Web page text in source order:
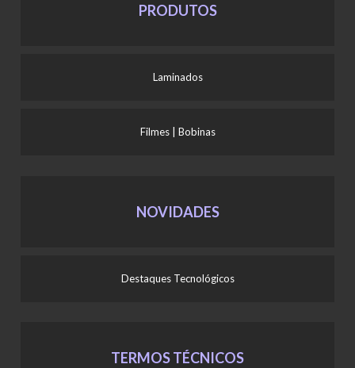
PRODUTOS
Laminados
Filmes | Bobinas
NOVIDADES
Destaques Tecnológicos
TERMOS TÉCNICOS